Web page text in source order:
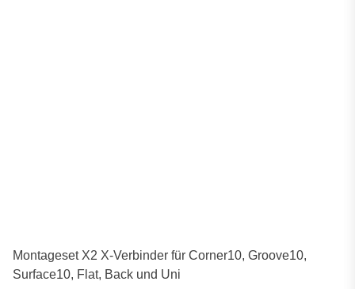
Montageset X2 X-Verbinder für Corner10, Groove10,
Surface10, Flat, Back und Uni